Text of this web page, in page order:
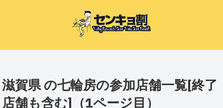
滋賀県 の七輪房の参加店舗一覧[終了
店舗も含む]（1ページ目）